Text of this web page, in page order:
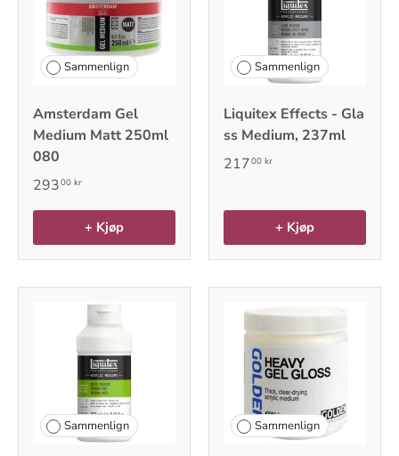
Sammenlign
Amsterdam Gel
Medium Matt 250ml
080
29300 kr
+ Kjøp
Sammenlign
Liquitex Effects - Gla
ss Medium, 237ml
21700 kr
+ Kjøp
Sammenlign Sammenlign